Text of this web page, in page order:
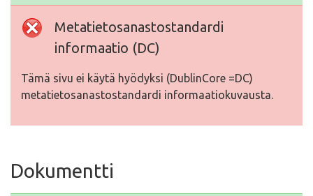
Metatietosanastostandardi
informaatio (DC)
Tämä sivu ei käytä hyödyksi (DublinCore =DC)
metatietosanastostandardi informaatiokuvausta.
Dokumentti